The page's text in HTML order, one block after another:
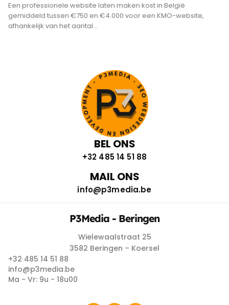
Een professionele website laten maken kost in België
gemiddeld tussen €750 en €4.000 voor een KMO-website,
afhankelijk van het aantal...
BEL ONS
+32 485 14 51 88
MAIL ONS
info@p3media.be
P3Media - Beringen
Wielewaalstraat 25
3582 Beringen – Koersel
+32 485 14 51 88
info@p3media.be
Ma - Vr: 9u - 18u00